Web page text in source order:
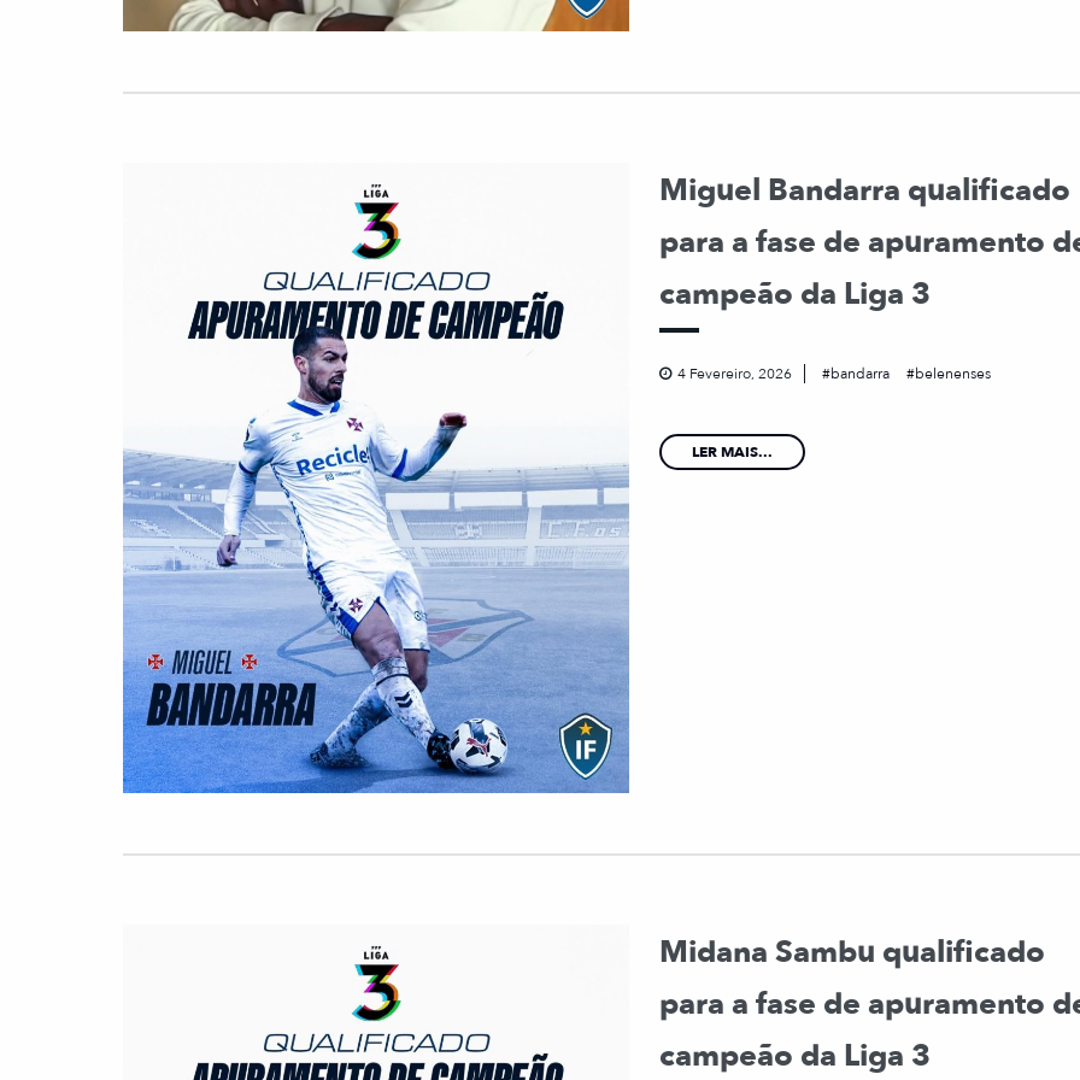
Miguel Bandarra qualificado
para a fase de apuramento
campeão da Liga 3
4 Fevereiro, 2026 bandarra belenenses
LER MAIS...
Midana Sambu qualificado
para a fase de apuramento
campeão da Liga 3